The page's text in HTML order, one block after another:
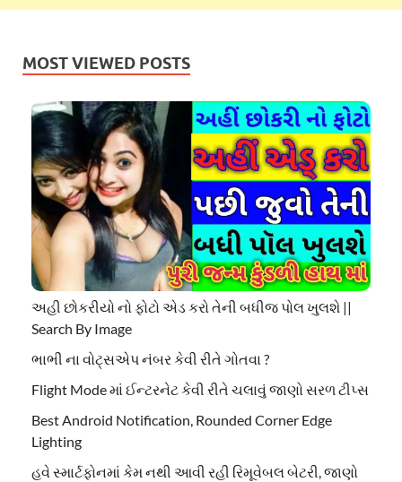
MOST VIEWED POSTS
અહી છોકરીયો નો ફોટો એડ કરો તેની બધીજ પોલ ખુલશે ||
Search By Image
ભાભી ના વોટ્સએપ નંબર કેવી રીતે ગોતવા ?
Flight Mode માં ઈન્ટરનેટ કેવી રીતે ચલાવું જાણો સરળ ટીપ્સ
Best Android Notification, Rounded Corner Edge
Lighting
હવે સ્માર્ટફોનમાં કેમ નથી આવી રહી રિમૂવેબલ બેટરી, જાણો